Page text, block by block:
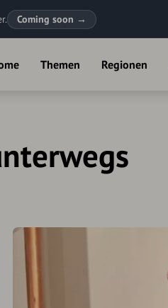
Coming soon →
Themen Regionen